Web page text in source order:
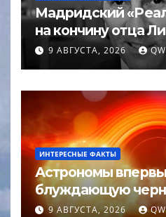
Мадридский
на кончину отца
9 АВГУСТА, 2026
ИНТЕРЕСНЫЕ ФАКТЫ
Астрономы
блуждающую
пределами
9 АВГУСТА, 2026